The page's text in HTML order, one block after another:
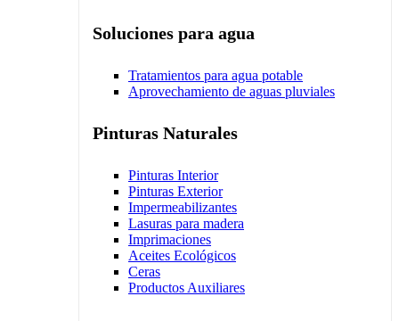
Soluciones para agua
Tratamientos para agua potable
Aprovechamiento de aguas pluviales
Pinturas Naturales
Pinturas Interior
Pinturas Exterior
Impermeabilizantes
Lasuras para madera
Imprimaciones
Aceites Ecológicos
Ceras
Productos Auxiliares